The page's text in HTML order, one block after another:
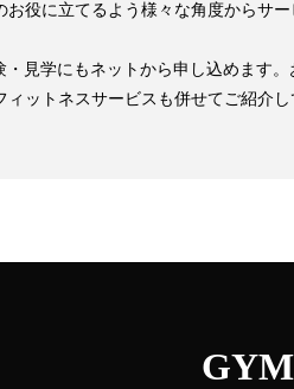
役に立てるよう様々な角度からサー
見学にもネットから申し込めます
ットネスサービスも併せてご紹介